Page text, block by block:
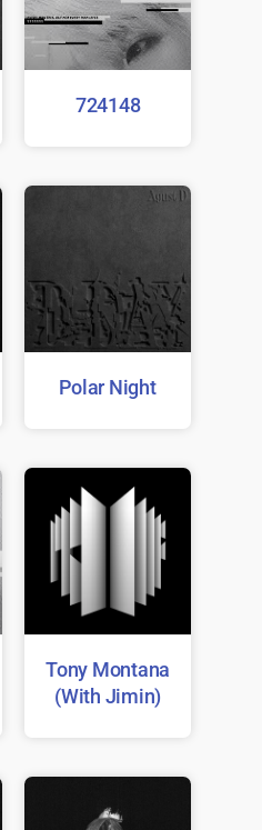
724148
Polar Night
Tony Montana
(With Jimin)